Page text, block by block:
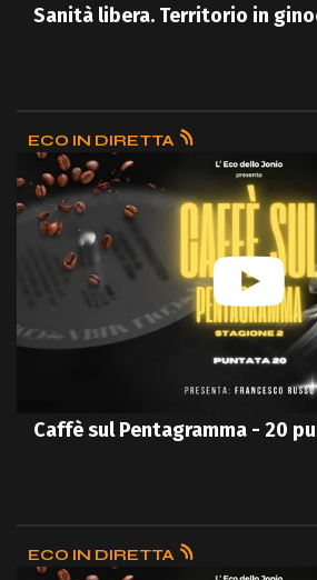
Sanità libera. Territorio in
ECO IN DIRETTA
Caffè sul Pentagramma - 20
ECO IN DIRETTA